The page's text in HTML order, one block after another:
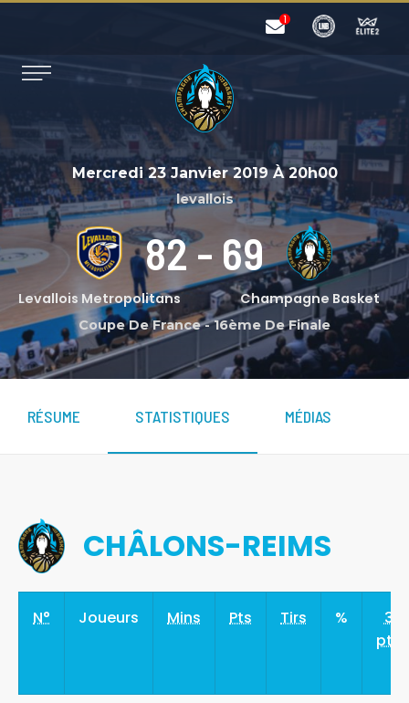
Mercredi 23 Janvier 2019À 20h00
levallois
Champagne Basket
69
-
82
Levallois Metropolitans
Coupe De France-16ème De Finale
RÉSUME STATISTIQUES MÉDIAS
CHÂLONS-REIMS
N° Joueurs Mins Pts Tirs %
3
pts